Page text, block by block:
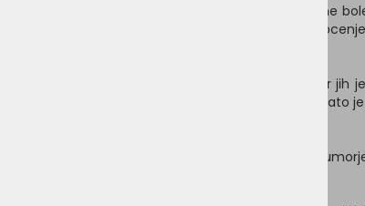
Druga najpogostejša zdravstvena težava, so kožne
na bolhe, dermatitis itd.), osem od teh pa je bilo
Tretja zdravstvena težava je bil artritis, pri čemer
preostalih 15 psov jih je bilo 13 starih 10 let ali več,
4,7 % (14/300) je imelo očitno benigne izrastke,